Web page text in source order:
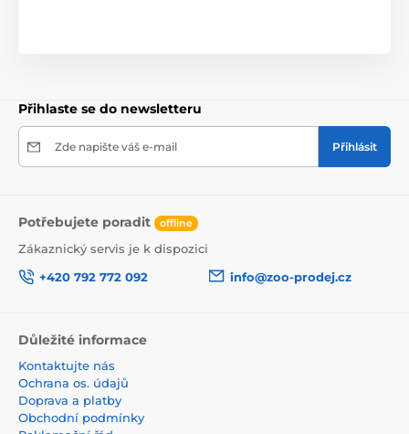
Přihlaste se do newsletteru
Zde napište váš e-mail Přihlásit
Potřebujete poradit offline
Zákaznický servis je k dispozici
+420 792 772 092
info@zoo-prodej.cz
Důležité informace
Kontaktujte nás
Ochrana os. údajů
Doprava a platby
Obchodní podmínky